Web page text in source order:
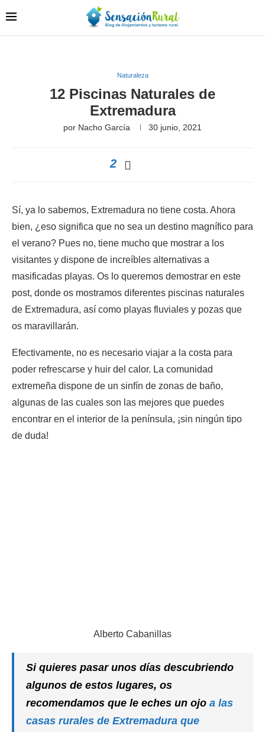
Naturaleza
12 Piscinas Naturales de
Extremadura
por Nacho García 30 junio, 2021
2
Sí, ya lo sabemos, Extremadura no tiene costa. Ahora
bien, ¿eso significa que no sea un destino magnífico para
el verano? Pues no, tiene mucho que mostrar a los
visitantes y dispone de increíbles alternativas a
masificadas playas. Os lo queremos demostrar en este
post, donde os mostramos diferentes piscinas naturales
de Extremadura, así como playas fluviales y pozas que
os maravillarán.
Efectivamente, no es necesario viajar a la costa para
poder refrescarse y huir del calor. La comunidad
extremeña dispone de un sinfín de zonas de baño,
algunas de las cuales son las mejores que puedes
encontrar en el interior de la península, ¡sin ningún tipo
de duda!
Alberto Cabanillas
Si quieres pasar unos días descubriendo
algunos de estos lugares, os
recomendamos que le eches un ojo a las
casas rurales de Extremadura que